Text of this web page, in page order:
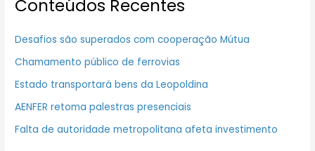
Conteúdos Recentes
Desafios são superados com cooperação Mútua
Chamamento público de ferrovias
Estado transportará bens da Leopoldina
AENFER retoma palestras presenciais
Falta de autoridade metropolitana afeta investimento